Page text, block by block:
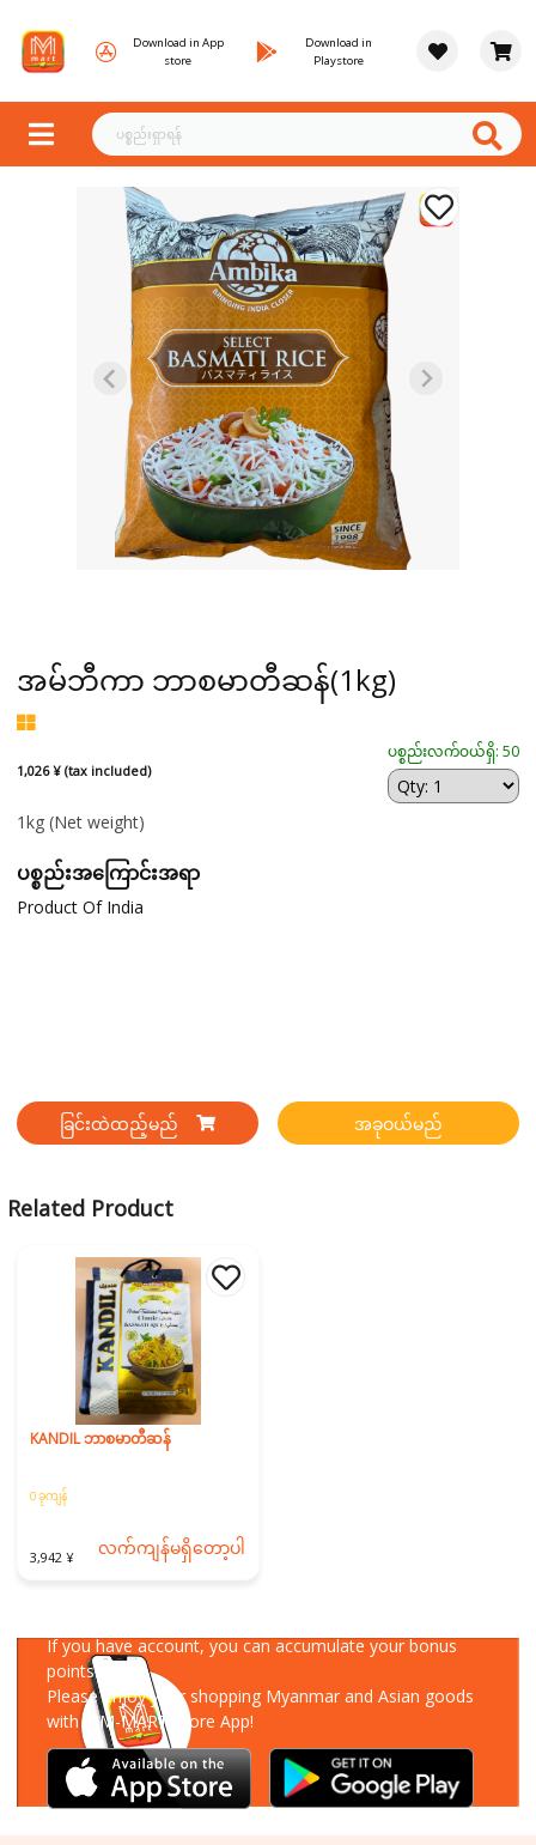
Download in App
store
Download in
Playstore
အမ်ဘီကာ ဘာစမာတီဆန်(1kg)
1,026 ¥ (tax included)
ပစ္စည်းလက်ဝယ်ရှိ: 50
1kg (Net weight)
ပစ္စည်းအကြောင်းအရာ
Product Of India
ခြင်းထဲထည့်မည် အခုဝယ်မည်
Related Product
KANDIL ဘာစမာတီဆန်
0 ခုကျန်
3,942 ¥ လက်ကျန်မရှိတော့ပါ
If you have account, you can accumulate your bonus
points!
Please enjoy your shopping Myanmar and Asian goods
with MM-MART Store App!